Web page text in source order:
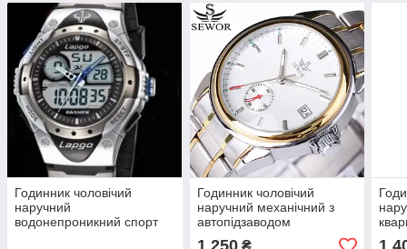
Годинник чоловічий
наручний
водонепроникний спорт
Годинник чоловічий
наручний механічний з
автопідзаводом